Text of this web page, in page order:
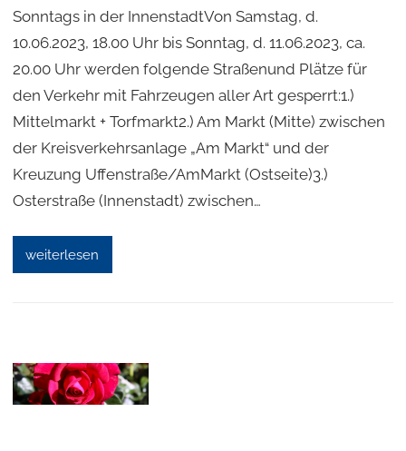
Sonntags in der InnenstadtVon Samstag, d.
10.06.2023, 18.00 Uhr bis Sonntag, d. 11.06.2023, ca.
20.00 Uhr werden folgende Straßenund Plätze für
den Verkehr mit Fahrzeugen aller Art gesperrt:1.)
Mittelmarkt + Torfmarkt2.) Am Markt (Mitte) zwischen
der Kreisverkehrsanlage „Am Markt“ und der
Kreuzung Uffenstraße/AmMarkt (Ostseite)3.)
Osterstraße (Innenstadt) zwischen…
weiterlesen